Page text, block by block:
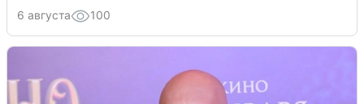
6 августа 100